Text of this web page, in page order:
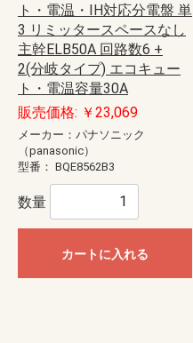
ト・電温・IH対応分電盤 単
3 リミッタースペースなし
主幹ELB50A 回路数6 +
2(分岐タイプ) エコキュー
ト・電温容量30A
販売価格: ￥23,069
メーカー：パナソニック
（panasonic）
型番： BQE8562B3
数量
カートに入れる